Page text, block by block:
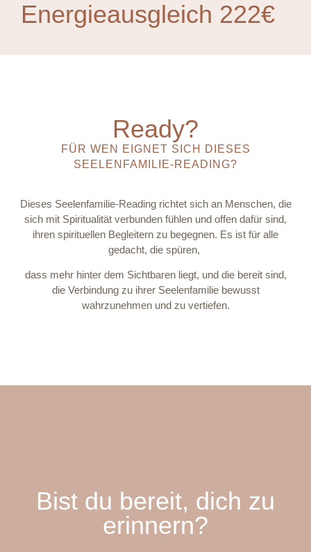
Energieausgleich 222€
Ready?
FÜR WEN EIGNET SICH DIESES
SEELENFAMILIE-READING?
Dieses Seelenfamilie-Reading richtet sich an Menschen, die
sich mit Spiritualität verbunden fühlen und offen dafür sind,
ihren spirituellen Begleitern zu begegnen. Es ist für alle
gedacht, die spüren,
dass mehr hinter dem Sichtbaren liegt, und die bereit sind,
die Verbindung zu ihrer Seelenfamilie bewusst
wahrzunehmen und zu vertiefen.
Bist du bereit, dich zu
erinnern?